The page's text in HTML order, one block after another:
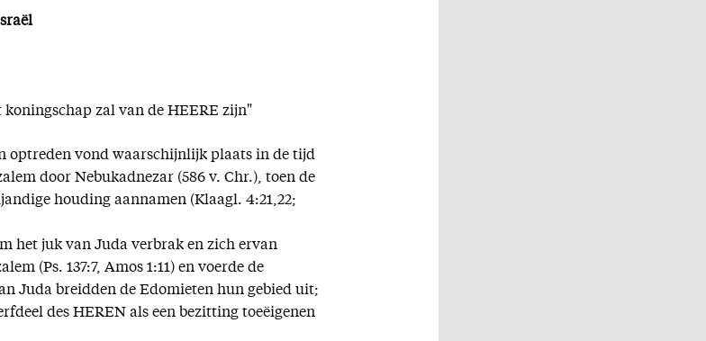
zal van de HEERE zijn"
optreden vond waarschijnlijk plaats in de tijd
door Nebukadnezar (586 v. Chr.), toen de
houding aannamen (Klaagl. 4:21,22;
het juk van Juda verbrak en zich ervan
(Ps. 137:7, Amos 1:11) en voerde de
Juda breidden de Edomieten hun gebied uit;
des HEREN als een bezitting toeëigenen